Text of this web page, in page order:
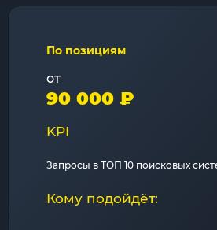
По позициям
от
90 000 ₽
KPI
Запросы в ТОП 10 поисковых
Кому подойдёт: